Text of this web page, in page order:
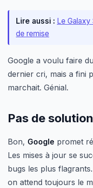
Lire aussi : Le Galaxy
de remise
Google a voulu faire
dernier cri, mais a fini
marchait. Génial.
Pas de
Bon, Google promet
Les mises à jour se
bugs les plus
on attend toujours le